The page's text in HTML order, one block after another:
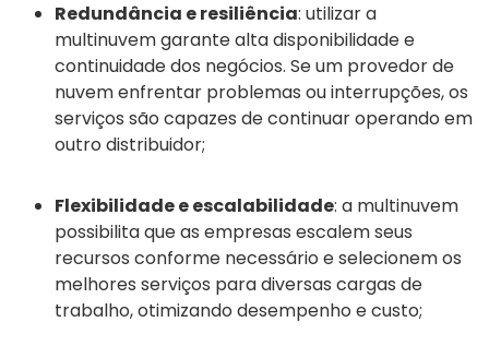
Redundância e resiliência: utilizar a
multinuvem garante alta disponibilidade e
continuidade dos negócios. Se um provedor de
nuvem enfrentar problemas ou interrupções, os
serviços são capazes de continuar operando em
outro distribuidor;
Flexibilidade e escalabilidade: a multinuvem
possibilita que as empresas escalem seus
recursos conforme necessário e selecionem os
melhores serviços para diversas cargas de
trabalho, otimizando desempenho e custo;